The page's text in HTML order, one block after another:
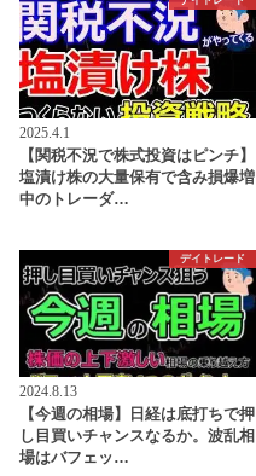
2025.4.1
【関税不況で株式投資はピンチ】
塩漬け株の大量保有で含み損爆増
中のトレーダ…
デイトレード
2024.8.13
【今週の相場】日経は底打ちで押
し目買いチャンスなるか。波乱相
場はバフェッ…